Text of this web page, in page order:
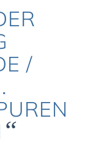
/
“